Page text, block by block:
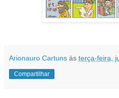
Arionauro Cartuns às terça-feira,
Compartilhar